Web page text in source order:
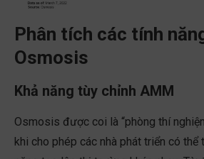
Phân tích các tính
Osmosis
Khả năng tùy chỉnh AMM
Osmosis được coi là “phòng thí
khi cho phép các nhà phát triển có thể